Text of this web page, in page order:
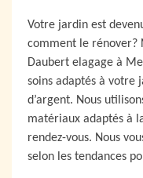
Votre jardin est
comment le rénover?
Daubert elagage à
soins adaptés à votre
d’argent. Nous
matériaux adaptés à
rendez-vous. Nous
selon les tendances